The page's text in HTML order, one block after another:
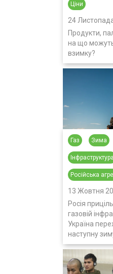
Ціни
24
Продукти,
на що
взимку?
Газ Зима
Інфраструктура
Російська
13 Жовтня
Росія
газовій
Україна
наступну